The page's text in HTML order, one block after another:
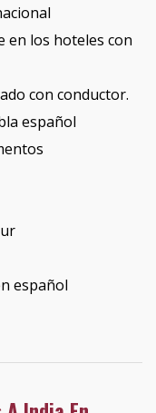
en los hoteles con
con conductor.
español
español